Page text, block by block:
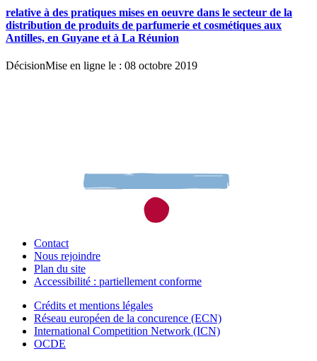
relative à des pratiques mises en oeuvre dans le secteur de la
distribution de produits de parfumerie et cosmétiques aux
Antilles, en Guyane et à La Réunion
DécisionMise en ligne le : 08 octobre 2019
Contact
Nous rejoindre
Plan du site
Accessibilité : partiellement conforme
Crédits et mentions légales
Réseau européen de la concurence (ECN)
International Competition Network (ICN)
OCDE